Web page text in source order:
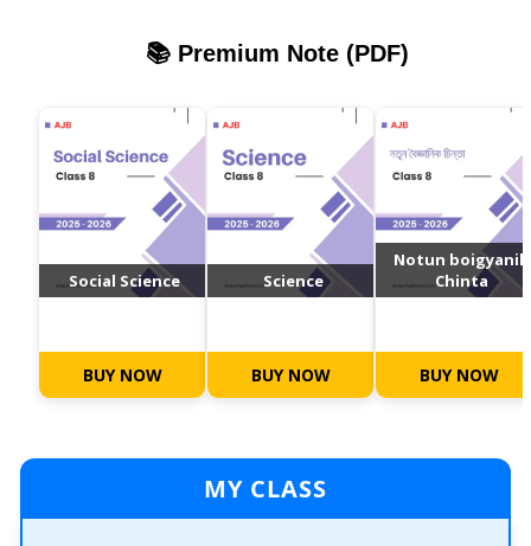
📚 Premium Note (PDF)
Social Science
BUY NOW
Science
BUY NOW
Notun boigyanik
Chinta
BUY NOW
MY CLASS